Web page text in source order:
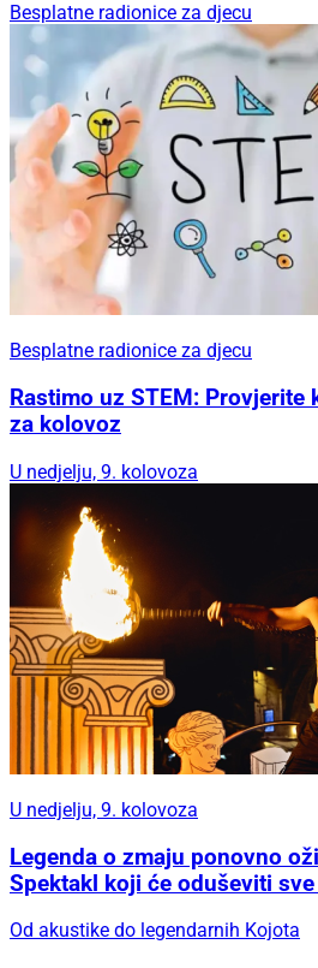
Besplatne radionice za djecu
Besplatne radionice za djecu
Rastimo uz STEM: Provjerite
za kolovoz
U nedjelju, 9. kolovoza
U nedjelju, 9. kolovoza
Legenda o zmaju ponovno
Spektakl koji će oduševiti
Od akustike do legendarnih Kojota